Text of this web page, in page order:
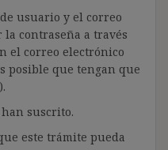
usuario y el correo
contraseña a través
el correo electrónico
posible que tengan que
han suscrito.
este trámite pueda